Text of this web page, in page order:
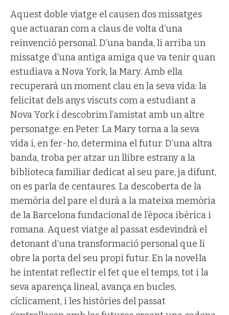
Aquest doble viatge el causen dos missatges
que actuaran com a claus de volta d’una
reinvenció personal. D’una banda, li arriba un
missatge d’una antiga amiga que va tenir quan
estudiava a Nova York, la Mary. Amb ella
recuperarà un moment clau en la seva vida: la
felicitat dels anys viscuts com a estudiant a
Nova York i descobrim l’amistat amb un altre
personatge: en Peter. La Mary torna a la seva
vida i, en fer-ho, determina el futur. D’una altra
banda, troba per atzar un llibre estrany a la
biblioteca familiar dedicat al seu pare, ja difunt,
on es parla de centaures. La descoberta de la
memòria del pare el durà a la mateixa memòria
de la Barcelona fundacional de l’època ibèrica i
romana. Aquest viatge al passat esdevindrà el
detonant d’una transformació personal que li
obre la porta del seu propi futur. En la novel·la
he intentat reflectir el fet que el temps, tot i la
seva aparença lineal, avança en bucles,
cíclicament, i les històries del passat